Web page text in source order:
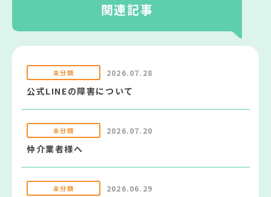
関連記事
未分類 2026.07.28
公式LINEの障害について
未分類 2026.07.20
仲介業者様へ
未分類 2026.06.29